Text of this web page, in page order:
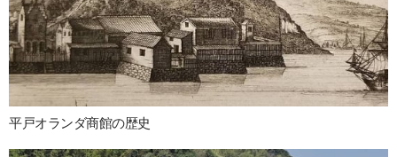
平戸オランダ商館の歴史